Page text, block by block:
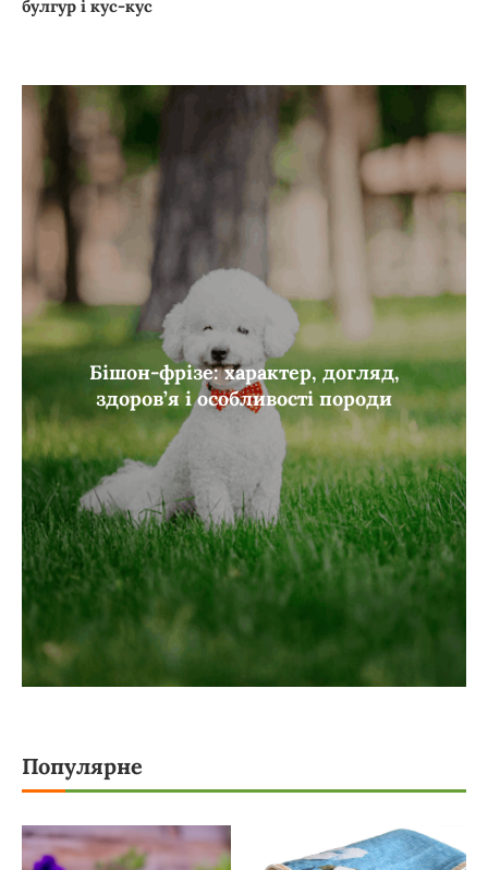
булгур і кус-кус
Бішон-фрізе: характер, догляд,
здоров’я і особливості породи
Популярне